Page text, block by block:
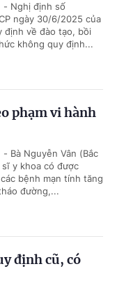
- Nghị định số
ngày 30/6/2025 của
định về đào tạo, bồi
không quy định...
phạm vi hành
Bà Nguyễn Vân (Bắc
y khoa có được
bệnh mạn tính tăng
đường,...
định cũ, có